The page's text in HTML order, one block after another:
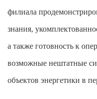
филиала
знания,
а также готовность к
возможные нештатные
объектов энергетики в